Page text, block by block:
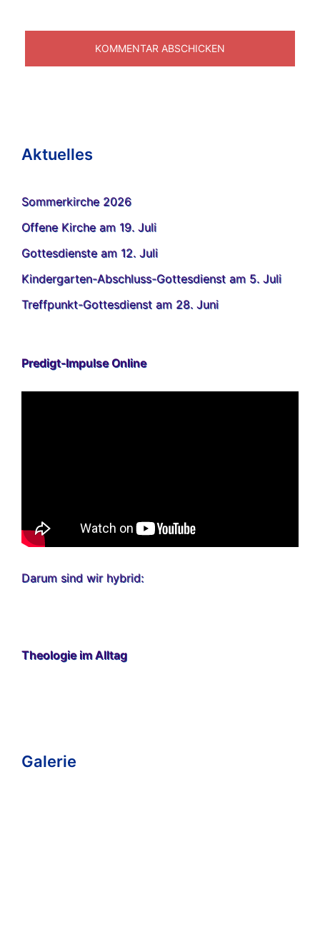
Aktuelles
Sommerkirche 2026
Offene Kirche am 19. Juli
Gottesdienste am 12. Juli
Kindergarten-Abschluss-Gottesdienst am 5. Juli
Treffpunkt-Gottesdienst am 28. Juni
Predigt-Impulse Online
Darum sind wir hybrid:
Theologie im Alltag
Galerie